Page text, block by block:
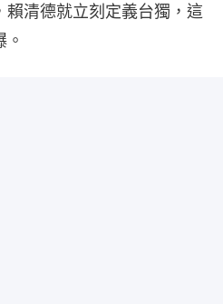
清德就立刻定義台獨，這